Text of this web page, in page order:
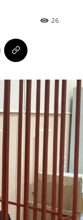
26